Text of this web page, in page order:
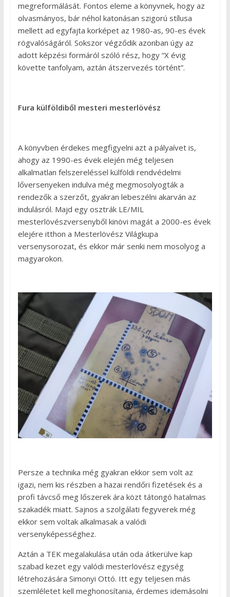
megreformálását. Fontos eleme a könyvnek, hogy az
olvasmányos, bár néhol katonásan szigorú stílusa
mellett ad egyfajta korképet az 1980-as, 90-es évek
rögvalóságáról. Sokszor végződik azonban úgy az
adott képzési formáról szóló rész, hogy “X évig
követte tanfolyam, aztán átszervezés történt”.
Fura külföldiből mesteri mesterlövész
A könyvben érdekes megfigyelni azt a pályaívet is,
ahogy az 1990-es évek elején még teljesen
alkalmatlan felszereléssel külföldi rendvédelmi
lőversenyeken indulva még megmosolyogták a
rendezők a szerzőt, gyakran lebeszélni akarván az
indulásról. Majd egy osztrák LE/MIL
mesterlövészversenyből kinövi magát a 2000-es évek
elejére itthon a Mesterlövész Világkupa
versenysorozat, és ekkor már senki nem mosolyog a
magyarokon.
Persze a technika még gyakran ekkor sem volt az
igazi, nem kis részben a hazai rendőri fizetések és a
profi távcső meg lőszerek ára közt tátongó hatalmas
szakadék miatt. Sajnos a szolgálati fegyverek még
ekkor sem voltak alkalmasak a valódi
versenyképességhez.
Aztán a TEK megalakulása után oda átkerülve kap
szabad kezet egy valódi mesterlövész egység
létrehozására Simonyi Ottó. Itt egy teljesen más
szemléletet kell meghonosítania, érdemes idemásolni